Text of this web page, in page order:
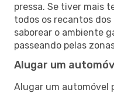
pressa. Se tiver mais
todos os recantos
saborear o ambiente
passeando pelas
Alugar um
Alugar um automóvel